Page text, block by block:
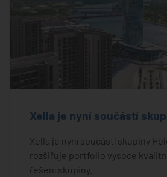
Xella je nyní součástí
Xella je nyní součástí skupiny
rozšiřuje portfolio vysoce
řešení skupiny.